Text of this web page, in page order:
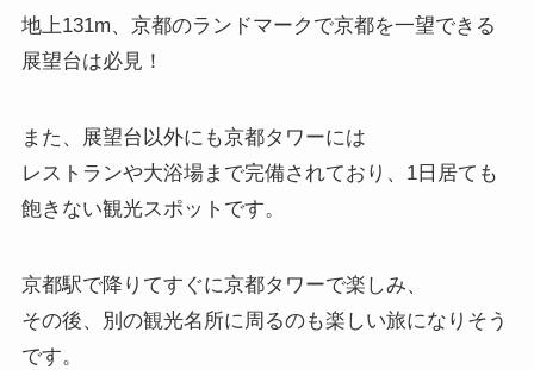
地上131m、京都のランドマークで京都を一望できる
展望台は必見！
また、展望台以外にも京都タワーには
レストランや大浴場まで完備されており、1日居ても
飽きない観光スポットです。
京都駅で降りてすぐに京都タワーで楽しみ、
その後、別の観光名所に周るのも楽しい旅になりそう
です。